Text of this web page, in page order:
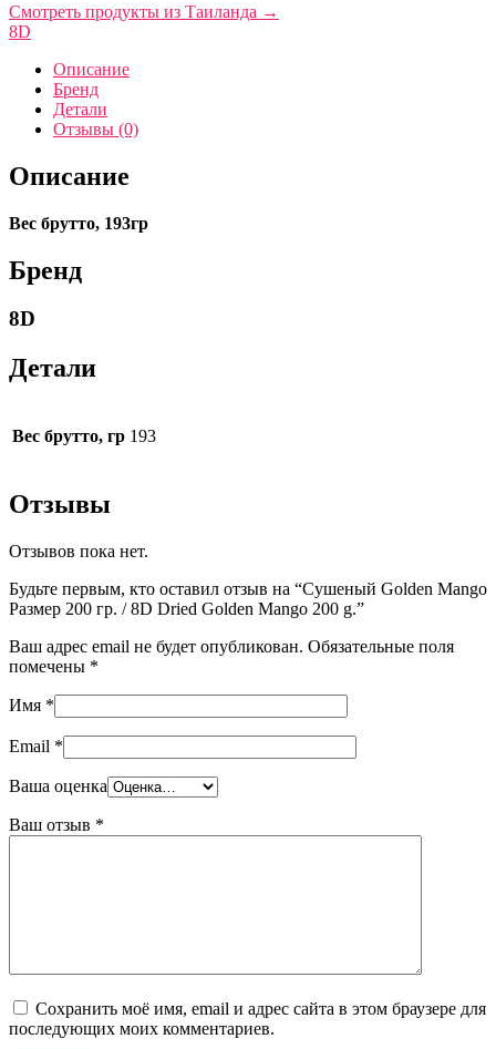
Смотреть продукты из Таиланда →
8D
Описание
Бренд
Детали
Отзывы (0)
Описание
Вес брутто, 193гр
Бренд
8D
Детали
Вес брутто, гр 193
Отзывы
Отзывов пока нет.
Будьте первым, кто оставил отзыв на “Сушеный Golden Mango
Размер 200 гр. / 8D Dried Golden Mango 200 g.”
Ваш адрес email не будет опубликован. Обязательные поля
помечены *
Имя *
Email *
Ваша оценка
Ваш отзыв *
Сохранить моё имя, email и адрес сайта в этом браузере для
последующих моих комментариев.